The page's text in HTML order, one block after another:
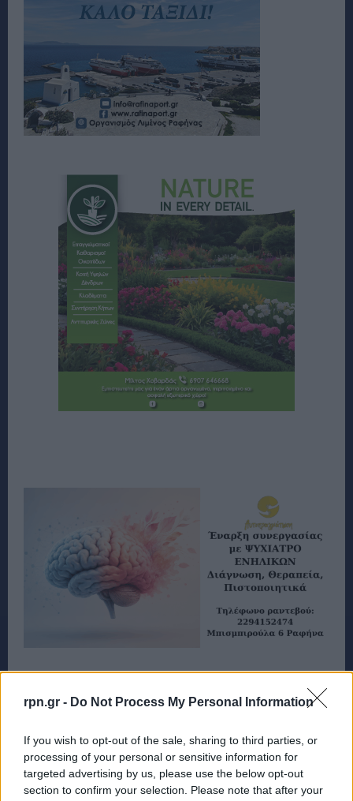
rpn.gr - Do Not Process My Personal Information
If you wish to opt-out of the sale, sharing to third parties, or
processing of your personal or sensitive information for
targeted advertising by us, please use the below opt-out
section to confirm your selection. Please note that after your